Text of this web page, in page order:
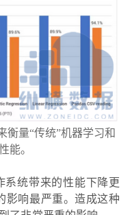
衡量“传统”机器学习和
能。
系统带来的性能下降更
影响最严重。造成这种